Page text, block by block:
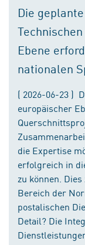
Die
Ebene
nationalen
( 2026-06-23 )
europäischer
die Expertise
erfolgreich in
zu können.
Bereich der
postalischen
Detail? Die